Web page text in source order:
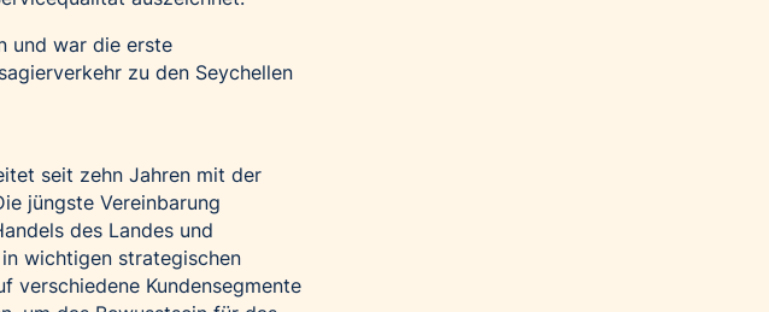
und war die erste
zu den Seychellen
seit zehn Jahren mit der
jüngste Vereinbarung
des Landes und
wichtigen strategischen
verschiedene Kundensegmente